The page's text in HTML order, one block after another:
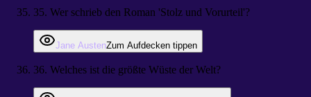
35. Wer schrieb den Roman 'Stolz und Vorurteil'?
Jane AustenZum Aufdecken tippen
36. Welches ist die größte Wüste der Welt?